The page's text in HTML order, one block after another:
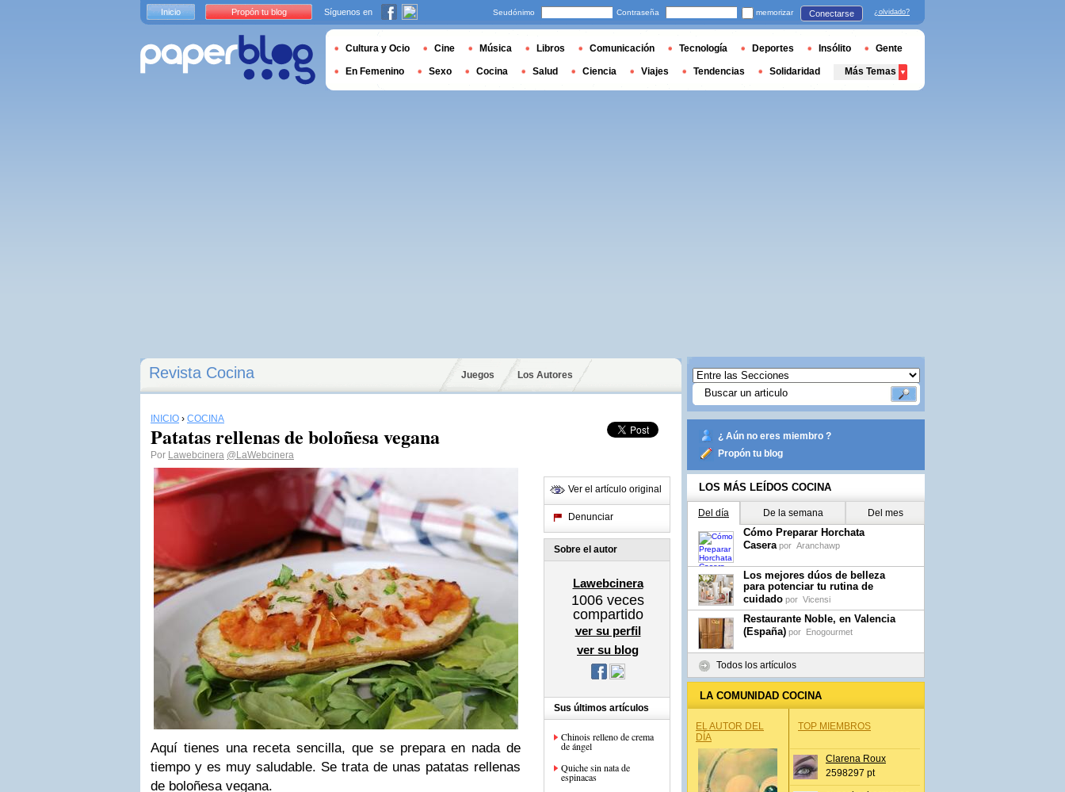
Revista Cocina Juegos Los Autores
INICIO › COCINA
Patatas rellenas de boloñesa vegana
Por Lawebcinera @LaWebcinera
Aquí tienes una receta sencilla, que se prepara en nada de
tiempo y es muy saludable. Se trata de unas patatas rellenas
de boloñesa vegana.
Ver el artículo original
Denunciar
Sobre el autor
Lawebcinera
1006 veces
compartido
ver su perfil
ver su blog
Sus últimos artículos
Chinois relleno de crema
de ángel
Quiche sin nata de
espinacas
¿ Aún no eres miembro ?
Propón tu blog
LOS MÁS LEÍDOS COCINA
Del día De la semana Del mes
Cómo Preparar Horchata
Casera por Aranchawp
Los mejores dúos de belleza
para potenciar tu rutina de
cuidado por Vicensi
Restaurante Noble, en Valencia
(España) por Enogourmet
Todos los artículos
LA COMUNIDAD COCINA
EL AUTOR DEL
DÍA
TOP MIEMBROS
Clarena Roux
2598297 pt
Inicio Propón tu blog Síguenos en Seudónimo Contraseña memorizar Conectarse ¿olvidado?
Cultura y Ocio Cine Música Libros Comunicación Tecnología Deportes Insólito Gente
En Femenino Sexo Cocina Salud Ciencia Viajes Tendencias Solidaridad Más Temas